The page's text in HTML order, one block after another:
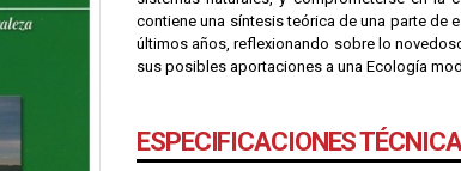
contiene una síntesis teórica de una parte de
últimos años, reflexionando sobre lo
sus posibles aportaciones a una Ecología
ESPECIFICACIONES